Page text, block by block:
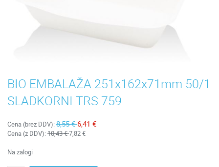
BIO EMBALAŽA 251x162x71mm 50/1
SLADKORNI TRS 759
Cena (brez DDV): 8,55 €6,41 €
Cena (z DDV): 10,43 €7,82 €
Na zalogi